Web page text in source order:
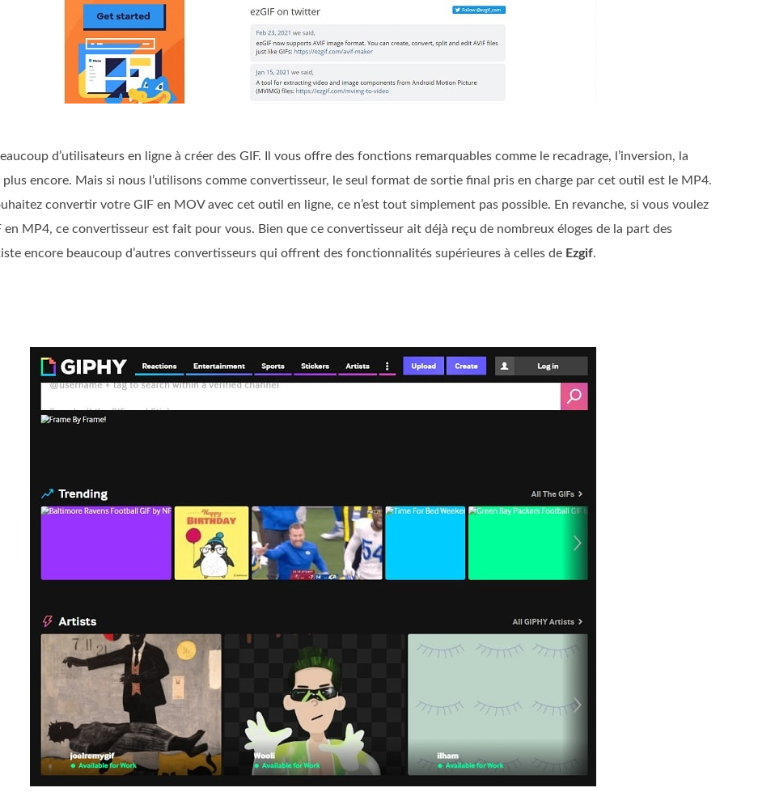
d’utilisateurs en ligne à créer des GIF. Il vous offre des fonctions remarquables comme le recadrage, l’inversion, la
encore. Mais si nous l’utilisons comme convertisseur, le seul format de sortie final pris en charge par cet outil est le MP4.
convertir votre GIF en MOV avec cet outil en ligne, ce n’est tout simplement pas possible. En revanche, si vous voulez
MP4, ce convertisseur est fait pour vous. Bien que ce convertisseur ait déjà reçu de nombreux éloges de la part des
encore beaucoup d’autres convertisseurs qui offrent des fonctionnalités supérieures à celles de Ezgif.